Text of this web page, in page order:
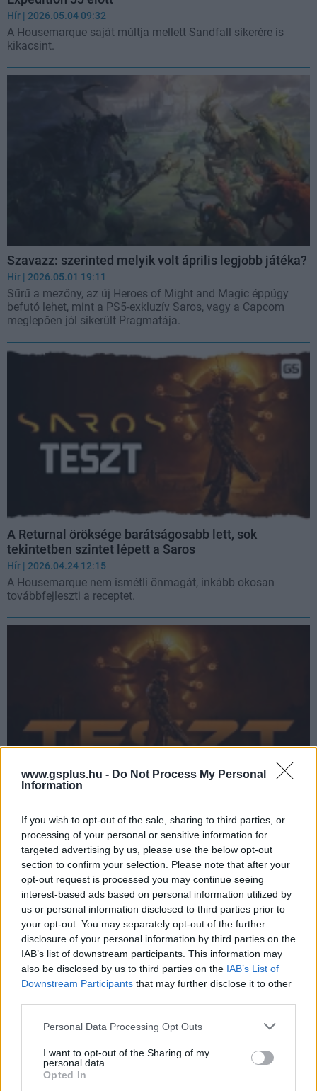
www.gsplus.hu - Do Not Process My Personal
Information
If you wish to opt-out of the sale, sharing to third parties, or
processing of your personal or sensitive information for
targeted advertising by us, please use the below opt-out
section to confirm your selection. Please note that after your
opt-out request is processed you may continue seeing
interest-based ads based on personal information utilized by
us or personal information disclosed to third parties prior to
your opt-out. You may separately opt-out of the further
disclosure of your personal information by third parties on the
IAB’s list of downstream participants. This information may
also be disclosed by us to third parties on the IAB’s List of
Downstream Participants that may further disclose it to other
Please note that this website/app uses one or more Google
not limited to your visit or usage behaviour. You may click to
grant or deny consent to Google and its third-party tags to
use your data for below specified purposes in below Google
Personal Data Processing Opt Outs
I want to opt-out of the Sharing of my
personal data.
Opted In
Hír | 2026.05.04 09:32
A Housemarque saját múltja mellett Sandfall sikerére is
kikacsint.
Szavazz: szerinted melyik volt április legjobb játéka?
Hír | 2026.05.01 19:11
Sűrű a mezőny, az új Heroes of Might and Magic éppúgy
befutó lehet, mint a PS5-exkluzív Saros, vagy a Capcom
meglepően jól sikerült Pragmatája.
A Returnal öröksége barátságosabb lett, sok
tekintetben szintet lépett a Saros
Hír | 2026.04.24 12:15
A Housemarque nem ismétli önmagát, inkább okosan
továbbfejleszti a receptet.
Teszt| 2026.04.24 09:00
A Housemarque láthatóan nem ugyanazt akarja még
egyszer, a Saros a Returnal okosabb és bátrabb örököse lett.
Ezzel játszunk a hétvégén: Saros és Replaced